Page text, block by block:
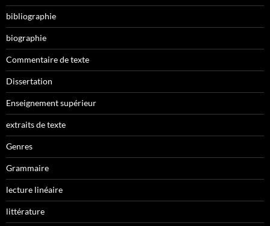
bibliographie
biographie
Commentaire de texte
Dissertation
Enseignement supérieur
extraits de texte
Genres
Grammaire
lecture linéaire
littérature